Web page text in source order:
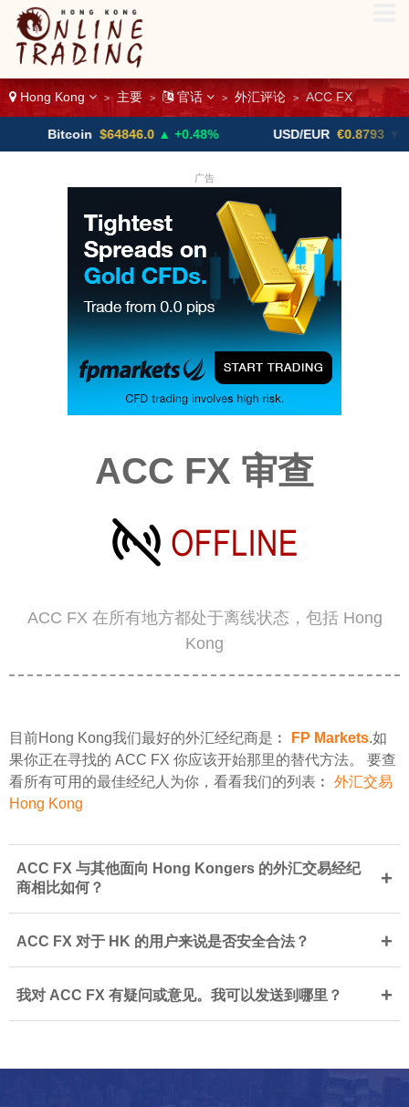
Hong Kong > 主要 > 官话 > 外汇评论 > ACC FX
$64846.0 ▲ +0.48% USD/EUR €0.8793 ▼
广告
ACC FX 审查
ACC FX 在所有地方都处于离线状态，包括 Hong
Kong
目前Hong Kong我们最好的外汇经纪商是︰ FP Markets.如
果你正在寻找的 ACC FX 你应该开始那里的替代方法。 要查
看所有可用的最佳经纪人为你，看看我们的列表︰ 外汇交易
Hong Kong
ACC FX 与其他面向 Hong Kongers 的外汇交易经纪
商相比如何？
+
ACC FX 对于 HK 的用户来说是否安全合法？ +
我对 ACC FX 有疑问或意见。我可以发送到哪里？ +